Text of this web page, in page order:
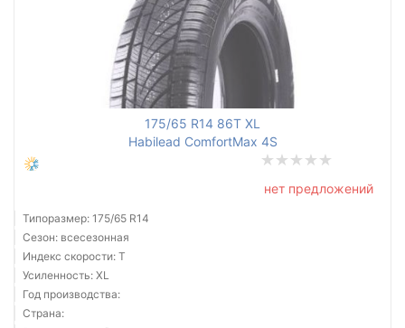
175/65 R14 86T XL
Habilead ComfortMax 4S
нет предложений
Типоразмер: 175/65 R14
Сезон: всесезонная
Индекс скорости: T
Усиленность: XL
Год производства:
Страна: